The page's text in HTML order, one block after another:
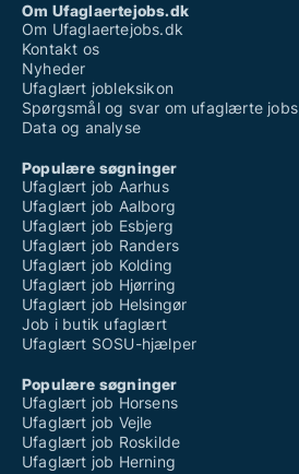
Om Ufaglaertejobs.dk
Om Ufaglaertejobs.dk
Kontakt os
Nyheder
Ufaglært jobleksikon
Spørgsmål og svar om ufaglærte jobs
Data og analyse
Populære søgninger
Ufaglært job Aarhus
Ufaglært job Aalborg
Ufaglært job Esbjerg
Ufaglært job Randers
Ufaglært job Kolding
Ufaglært job Hjørring
Ufaglært job Helsingør
Job i butik ufaglært
Ufaglært SOSU-hjælper
Populære søgninger
Ufaglært job Horsens
Ufaglært job Vejle
Ufaglært job Roskilde
Ufaglært job Herning